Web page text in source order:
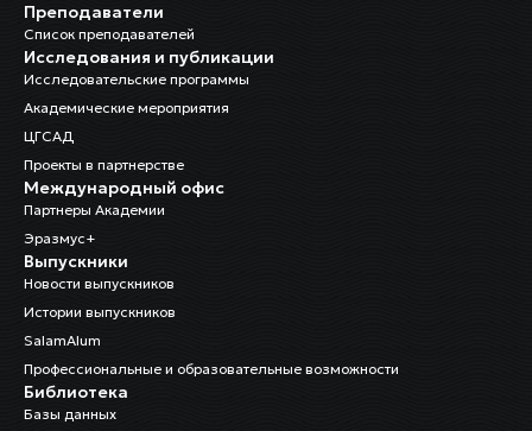
Преподаватели
Список преподавателей
Исследования и публикации
Исследовательские программы
Академические мероприятия
ЦГСАД
Проекты в партнерстве
Международный офис
Партнеры Академии
Эразмус+
Выпускники
Новости выпускников
Истории выпускников
SalamAlum
Профессиональные и образовательные возможности
Библиотека
Базы данных